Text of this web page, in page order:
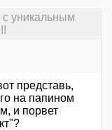
уникальным
представь,
на папином
и порвет